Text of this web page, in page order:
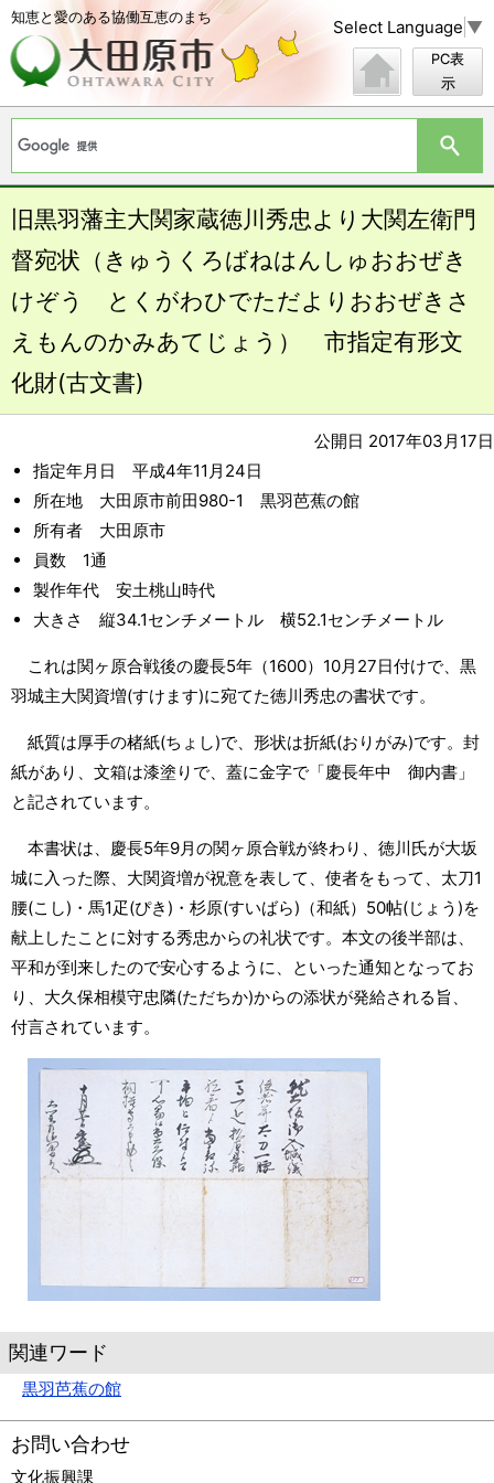
知恵と愛のある協働互恵のまち Select Language ▼
PC表
示
旧黒羽藩主大関家蔵徳川秀忠より大関左衛門
督宛状（きゅうくろばねはんしゅおおぜき
けぞう とくがわひでただよりおおぜきさ
えもんのかみあてじょう） 市指定有形文
化財(古文書)
公開日 2017年03月17日
指定年月日 平成4年11月24日
所在地 大田原市前田980-1 黒羽芭蕉の館
所有者 大田原市
員数 1通
製作年代 安土桃山時代
大きさ 縦34.1センチメートル 横52.1センチメートル
これは関ヶ原合戦後の慶長5年（1600）10月27日付けで、黒
羽城主大関資増(すけます)に宛てた徳川秀忠の書状です。
紙質は厚手の楮紙(ちょし)で、形状は折紙(おりがみ)です。封
紙があり、文箱は漆塗りで、蓋に金字で「慶長年中 御内書」
と記されています。
本書状は、慶長5年9月の関ヶ原合戦が終わり、徳川氏が大坂
城に入った際、大関資増が祝意を表して、使者をもって、太刀1
腰(こし)・馬1疋(ぴき)・杉原(すいばら)（和紙）50帖(じょう)を
献上したことに対する秀忠からの礼状です。本文の後半部は、
平和が到来したので安心するように、といった通知となってお
り、大久保相模守忠隣(ただちか)からの添状が発給される旨、
付言されています。
関連ワード
黒羽芭蕉の館
お問い合わせ
文化振興課